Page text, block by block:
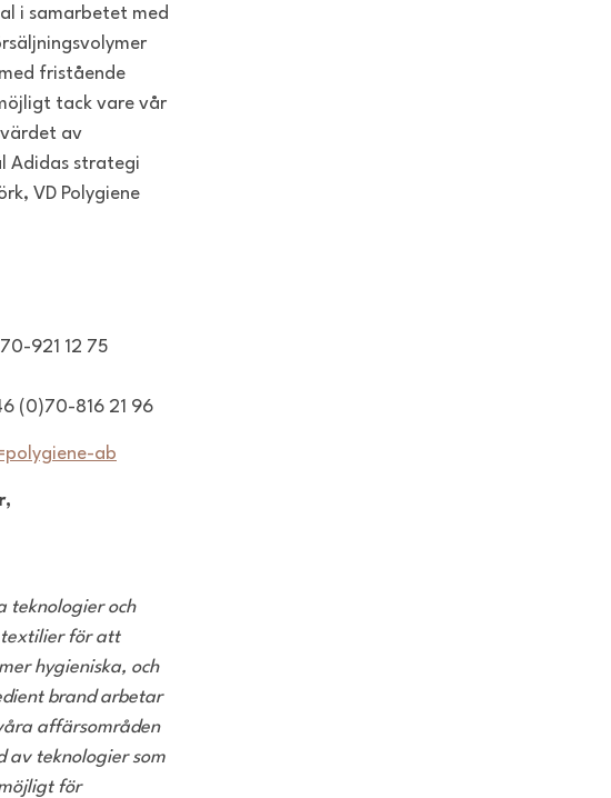
i samarbetet med
fristående
tack vare vår
av
Adidas strategi
VD Polygiene
921 12 75
(0)70-816 21 96
ab
teknologieroch
textilier för att
hygieniska, och
brandarbetar
affärsområden
av teknologiersom
för